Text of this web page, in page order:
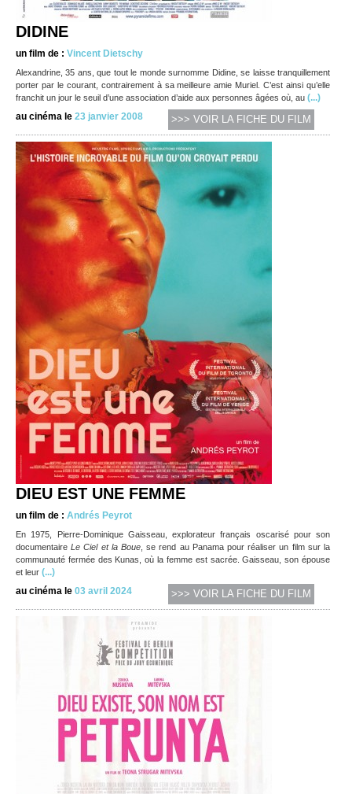
DIDINE
un film de : Vincent Dietschy
Alexandrine, 35 ans, que tout le monde surnomme Didine, se laisse tranquillement
porter par le courant, contrairement à sa meilleure amie Muriel. C’est ainsi qu’elle
franchit un jour le seuil d’une association d’aide aux personnes âgées où, au (...)
au cinéma le 23 janvier 2008 >>> VOIR LA FICHE DU FILM
DIEU EST UNE FEMME
un film de : Andrés Peyrot
En 1975, Pierre-Dominique Gaisseau, explorateur français oscarisé pour son
documentaireLe Ciel et la Boue , se rend au Panama pour réaliser un film sur la
communauté fermée des Kunas, où la femme est sacrée. Gaisseau, son épouse
et leur (...)
au cinéma le 03 avril 2024 >>> VOIR LA FICHE DU FILM